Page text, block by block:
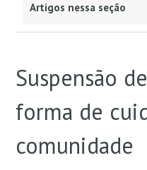
Artigos nessa seção
Como sei quando os
efetivamente cobrados
Quando será cobrado o
Suspensão
forma de
comunidade